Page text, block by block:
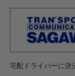
宅配ドライバーに決